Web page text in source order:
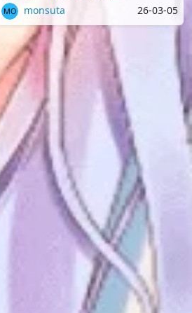
monsuta 26-03-05